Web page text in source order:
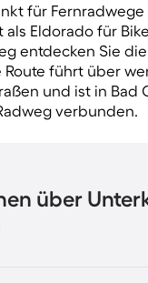
für
Eldorado für
entdecken Sie
Route führt über
und ist in Bad
verbunden.
über